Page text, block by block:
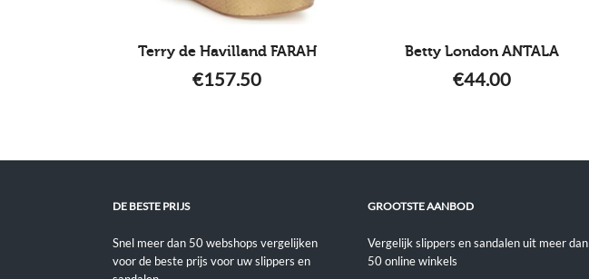
Terry de Havilland FARAH
€157.50
Betty London ANTALA
€44.00
DE BESTE PRIJS
Snel meer dan 50 webshops vergelijken
voor de beste prijs voor uw slippers en
GROOTSTE AANBOD
Vergelijk slippers en sandalen uit meer dan
50 online winkels